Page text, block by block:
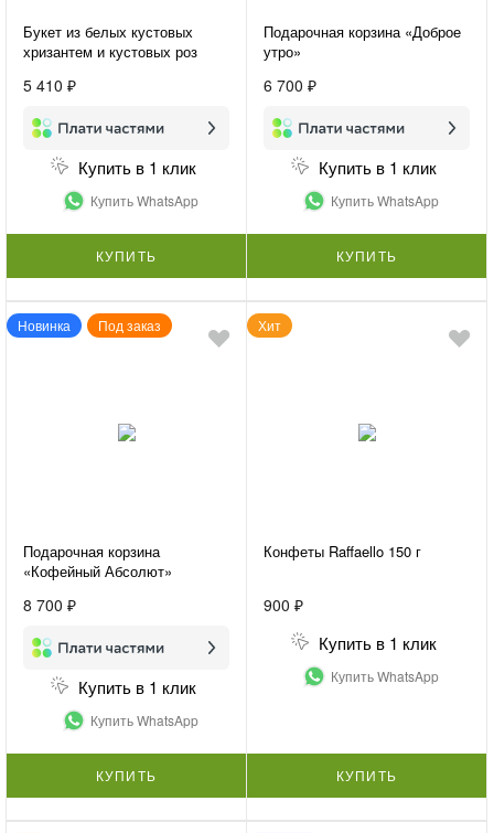
Букет из белых кустовых
хризантем и кустовых роз
5 410 ₽
Купить в 1 клик
Купить WhatsApp
КУПИТЬ
Подарочная корзина «Доброе
утро»
6 700 ₽
Купить в 1 клик
Купить WhatsApp
КУПИТЬ
Новинка Под заказ
Подарочная корзина
«Кофейный Абсолют»
8 700 ₽
Купить в 1 клик
Купить WhatsApp
КУПИТЬ
Хит
Конфеты Raffaello 150 г
900 ₽
Купить в 1 клик
Купить WhatsApp
КУПИТЬ